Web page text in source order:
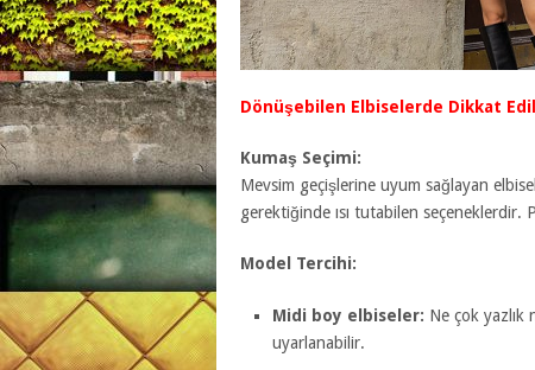
Dönüşebilen Elbiselerde Dikkat
Kumaş Seçimi:
Mevsim geçişlerine uyum sağlayan
gerektiğinde ısı tutabilen seçeneklerdir.
Model Tercihi:
Midi boy elbiseler: Ne çok yazlık
uyarlanabilir.